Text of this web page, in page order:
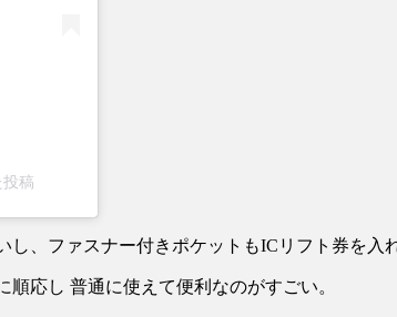
稿
、ファスナー付きポケットもICリフト券を入
応し 普通に使えて便利なのがすごい。